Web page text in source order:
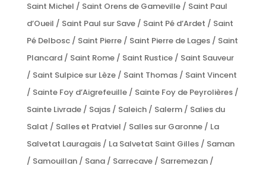
Saint Michel / Saint Orens de Gameville / Saint Paul
d’Oueil / Saint Paul sur Save / Saint Pé d’Ardet / Saint
Pé Delbosc / Saint Pierre / Saint Pierre de Lages / Saint
Plancard / Saint Rome / Saint Rustice / Saint Sauveur
/ Saint Sulpice sur Lèze / Saint Thomas / Saint Vincent
/ Sainte Foy d’Aigrefeuille / Sainte Foy de Peyrolières /
Sainte Livrade / Sajas / Saleich / Salerm / Salies du
Salat / Salles et Pratviel / Salles sur Garonne / La
Salvetat Lauragais / La Salvetat Saint Gilles / Saman
/ Samouillan / Sana / Sarrecave / Sarremezan /